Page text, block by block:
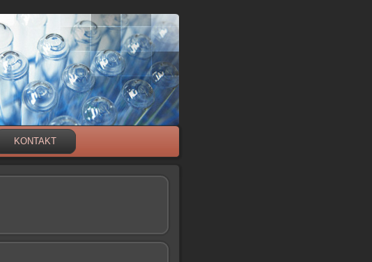
KONTAKT